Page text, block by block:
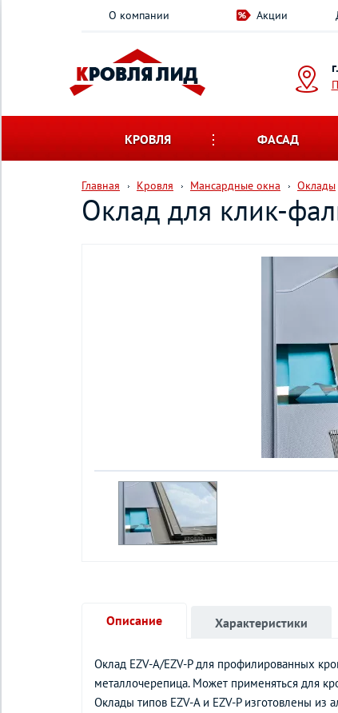
О компании Акции
КРОВЛЯ ФАСАД
Главная Кровля Мансардные окна Оклады
Оклад для клик-
Описание
Оклад EZV-A/EZV-P для профилированных
металлочерепица. Может применяться для
Оклады типов EZV-A и EZV-P изготовлены
Характеристики